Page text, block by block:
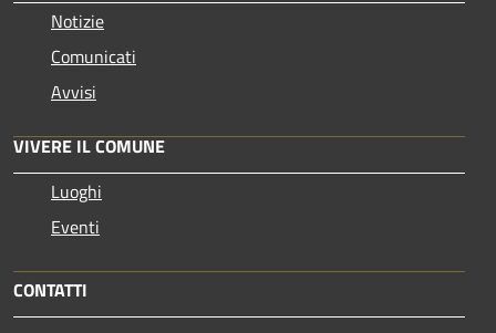
Notizie
Comunicati
Avvisi
VIVERE IL COMUNE
Luoghi
Eventi
CONTATTI